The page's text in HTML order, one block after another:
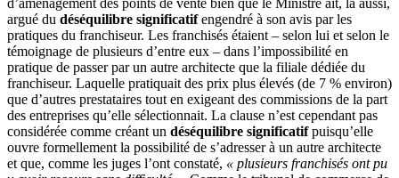
argué du déséquilibre significatifengendré à son avis par les
pratiques du franchiseur. Les franchisés étaient – selon lui et selon le
témoignage de plusieurs d’entre eux – dans l’impossibilité en
pratique de passer par un autre architecte que la filiale dédiée du
franchiseur. Laquelle pratiquait des prix plus élevés (de 7 % environ)
que d’autres prestataires tout en exigeant des commissions de la part
des entreprises qu’elle sélectionnait. La clause n’est cependant pas
considérée comme créant un déséquilibre significatifpuisqu’elle
ouvre formellement la possibilité de s’adresser à un autre architecte
et que, comme les juges l’ont constaté, « plusieurs franchisés ont pu